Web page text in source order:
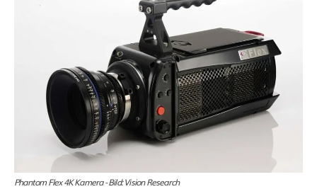
Phantom Flex 4K Kamera - Bild: Vision Research